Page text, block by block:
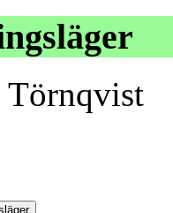
Törnqvist